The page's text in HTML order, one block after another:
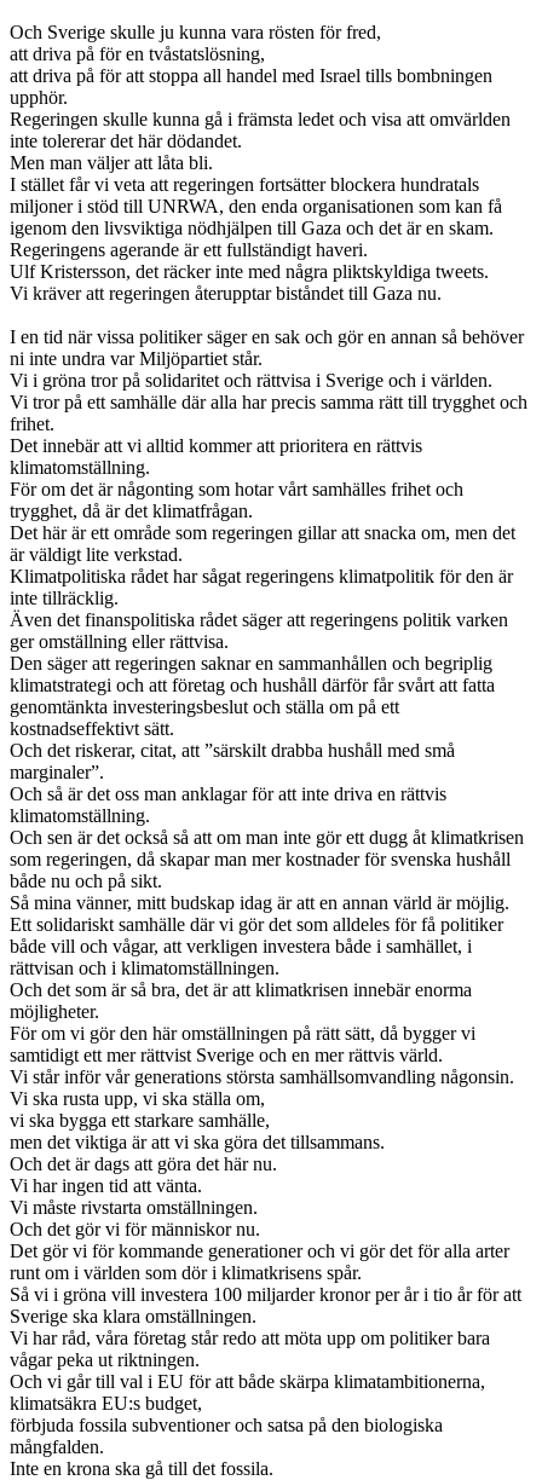
Och Sverige skulle ju kunna vara rösten för fred,
att driva på för en tvåstatslösning,
att driva på för att stoppa all handel med Israel tills bombningen
upphör.
Regeringen skulle kunna gå i främsta ledet och visa att omvärlden
inte tolererar det här dödandet.
Men man väljer att låta bli.
I stället får vi veta att regeringen fortsätter blockera hundratals
miljoner i stöd till UNRWA, den enda organisationen som kan få
igenom den livsviktiga nödhjälpen till Gaza och det är en skam.
Regeringens agerande är ett fullständigt haveri.
Ulf Kristersson, det räcker inte med några pliktskyldiga tweets.
Vi kräver att regeringen återupptar biståndet till Gaza nu.
I en tid när vissa politiker säger en sak och gör en annan så behöver
ni inte undra var Miljöpartiet står.
Vi i gröna tror på solidaritet och rättvisa i Sverige och i världen.
Vi tror på ett samhälle där alla har precis samma rätt till trygghet och
frihet.
Det innebär att vi alltid kommer att prioritera en rättvis
klimatomställning.
För om det är någonting som hotar vårt samhälles frihet och
trygghet, då är det klimatfrågan.
Det här är ett område som regeringen gillar att snacka om, men det
är väldigt lite verkstad.
Klimatpolitiska rådet har sågat regeringens klimatpolitik för den är
inte tillräcklig.
Även det finanspolitiska rådet säger att regeringens politik varken
ger omställning eller rättvisa.
Den säger att regeringen saknar en sammanhållen och begriplig
klimatstrategi och att företag och hushåll därför får svårt att fatta
genomtänkta investeringsbeslut och ställa om på ett
kostnadseffektivt sätt.
Och det riskerar, citat, att ”särskilt drabba hushåll med små
marginaler”.
Och så är det oss man anklagar för att inte driva en rättvis
klimatomställning.
Och sen är det också så att om man inte gör ett dugg åt klimatkrisen
som regeringen, då skapar man mer kostnader för svenska hushåll
både nu och på sikt.
Så mina vänner, mitt budskap idag är att en annan värld är möjlig.
Ett solidariskt samhälle där vi gör det som alldeles för få politiker
både vill och vågar, att verkligen investera både i samhället, i
rättvisan och i klimatomställningen.
Och det som är så bra, det är att klimatkrisen innebär enorma
möjligheter.
För om vi gör den här omställningen på rätt sätt, då bygger vi
samtidigt ett mer rättvist Sverige och en mer rättvis värld.
Vi står inför vår generations största samhällsomvandling någonsin.
Vi ska rusta upp, vi ska ställa om,
vi ska bygga ett starkare samhälle,
men det viktiga är att vi ska göra det tillsammans.
Och det är dags att göra det här nu.
Vi har ingen tid att vänta.
Vi måste rivstarta omställningen.
Och det gör vi för människor nu.
Det gör vi för kommande generationer och vi gör det för alla arter
runt om i världen som dör i klimatkrisens spår.
Så vi i gröna vill investera 100 miljarder kronor per år i tio år för att
Sverige ska klara omställningen.
Vi har råd, våra företag står redo att möta upp om politiker bara
vågar peka ut riktningen.
Och vi går till val i EU för att både skärpa klimatambitionerna,
klimatsäkra EU:s budget,
förbjuda fossila subventioner och satsa på den biologiska
mångfalden.
Inte en krona ska gå till det fossila.